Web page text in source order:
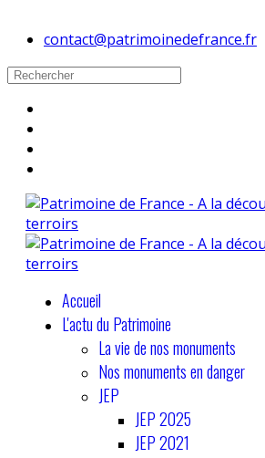
contact@patrimoinedefrance.fr
Accueil
L'actu du Patrimoine
La vie de nos monuments
Nos monuments en danger
JEP
JEP 2025
JEP 2021